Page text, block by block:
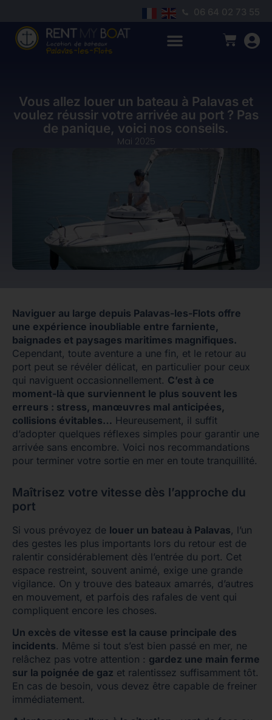
06 64 02 73 55
Vous allez louer un bateau à Palavas et
voulez réussir votre arrivée au port ? Pas
de panique, voici nos conseils.
Mai 2025
Naviguer au large depuis Palavas-les-Flots offre
une expérience inoubliable entre farniente,
baignades et paysages maritimes magnifiques.
Cependant, toute aventure a une fin, et le retour au
port peut se révéler délicat, en particulier pour ceux
qui naviguent occasionnellement. C’est à ce
moment-là que surviennent le plus souvent les
erreurs : stress, manœuvres mal anticipées,
collisions évitables… Heureusement, il suffit
d’adopter quelques réflexes simples pour garantir une
arrivée sans encombre. Voici nos recommandations
pour terminer votre sortie en mer en toute tranquillité.
Maîtrisez votre vitesse dès l’approche du
port
Si vous prévoyez de louer un bateau à Palavas, l’un
des gestes les plus importants lors du retour est de
ralentir considérablement dès l’entrée du port. Cet
espace restreint, souvent animé, exige une grande
vigilance. On y trouve des bateaux amarrés, d’autres
en mouvement, et parfois des rafales de vent qui
compliquent encore les choses.
Un excès de vitesse est la cause principale des
incidents. Même si tout s’est bien passé en mer, ne
relâchez pas votre attention : gardez une main ferme
sur la poignée de gaz et ralentissez suffisamment tôt.
En cas de besoin, vous devez être capable de freiner
immédiatement.